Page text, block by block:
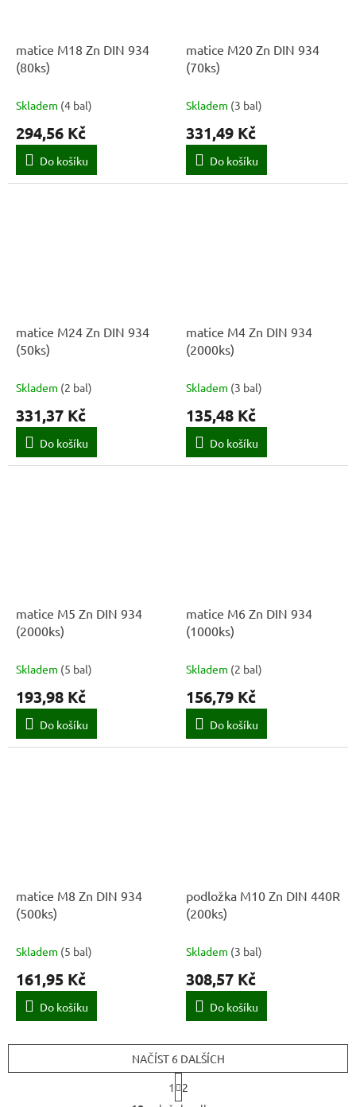
matice M18 Zn DIN 934
(80ks)
Skladem (4 bal)
294,56 Kč
Do košíku
matice M20 Zn DIN 934
(70ks)
Skladem (3 bal)
331,49 Kč
Do košíku
matice M24 Zn DIN 934
(50ks)
Skladem (2 bal)
331,37 Kč
Do košíku
matice M4 Zn DIN 934
(2000ks)
Skladem (3 bal)
135,48 Kč
Do košíku
matice M5 Zn DIN 934
(2000ks)
Skladem (5 bal)
193,98 Kč
Do košíku
matice M6 Zn DIN 934
(1000ks)
Skladem (2 bal)
156,79 Kč
Do košíku
matice M8 Zn DIN 934
(500ks)
Skladem (5 bal)
161,95 Kč
Do košíku
podložka M10 Zn DIN 440R
(200ks)
Skladem (3 bal)
308,57 Kč
Do košíku
O
NAČÍST 6 DALŠÍCH
S
t
1
2